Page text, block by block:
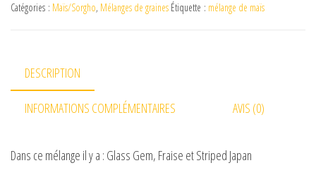
Catégories : Maïs/Sorgho, Mélanges de graines Étiquette : mélange de maïs
DESCRIPTION
INFORMATIONS COMPLÉMENTAIRES AVIS (0)
Dans ce mélange il y a : Glass Gem, Fraise et Striped Japan